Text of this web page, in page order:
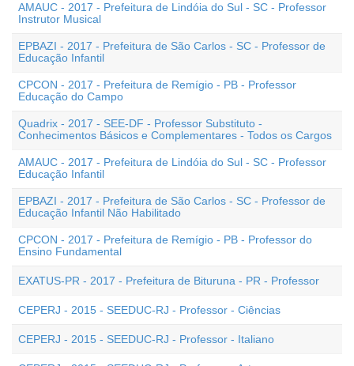
AMAUC - 2017 - Prefeitura de Lindóia do Sul - SC - Professor
Instrutor Musical
EPBAZI - 2017 - Prefeitura de São Carlos - SC - Professor de
Educação Infantil
CPCON - 2017 - Prefeitura de Remígio - PB - Professor
Educação do Campo
Quadrix - 2017 - SEE-DF - Professor Substituto -
Conhecimentos Básicos e Complementares - Todos os Cargos
AMAUC - 2017 - Prefeitura de Lindóia do Sul - SC - Professor
Educação Infantil
EPBAZI - 2017 - Prefeitura de São Carlos - SC - Professor de
Educação Infantil Não Habilitado
CPCON - 2017 - Prefeitura de Remígio - PB - Professor do
Ensino Fundamental
EXATUS-PR - 2017 - Prefeitura de Bituruna - PR - Professor
CEPERJ - 2015 - SEEDUC-RJ - Professor - Ciências
CEPERJ - 2015 - SEEDUC-RJ - Professor - Italiano